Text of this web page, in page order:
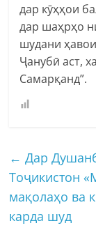
дар кӯҳҳои
дар шаҳрҳо
шудани
Ҷанубӣ аст,
Самарқанд”.
← Дар
Тоҷикистон
мақолаҳо ва
карда шуд